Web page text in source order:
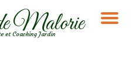
Malorie
et Coaching Jardin